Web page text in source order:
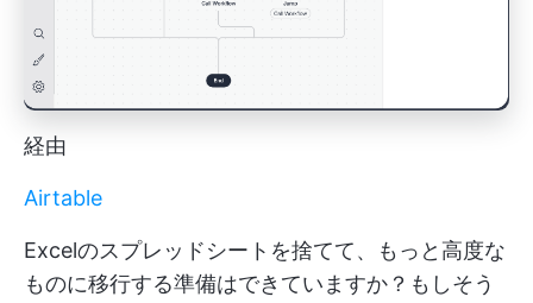
経由
Airtable
Excelのスプレッドシートを捨てて、もっと高度な
ものに移行する準備はできていますか？もしそう